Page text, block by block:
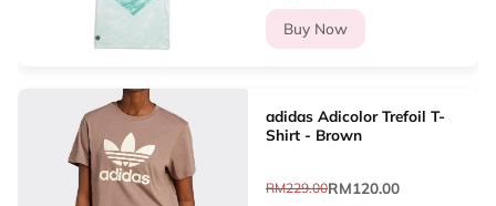
Buy Now
adidas Adicolor Trefoil T-
Shirt - Brown
RM229.00RM120.00